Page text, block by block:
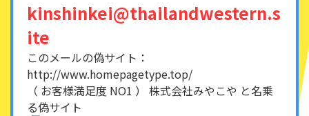
kinshinkei@thailandwestern.s
ite
このメールの偽サイト：
http://www.homepagetype.top/
（ お客様満足度 NO1 ） 株式会社みやこや と名乗
る偽サイト